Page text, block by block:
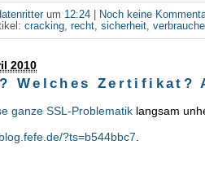
um 12:24 Noch keine
cracking ,recht ,sicherheit ,
2010
Welches Zertifikat?
ganze SSL-Problematik langsam
?ts=b544bbc7